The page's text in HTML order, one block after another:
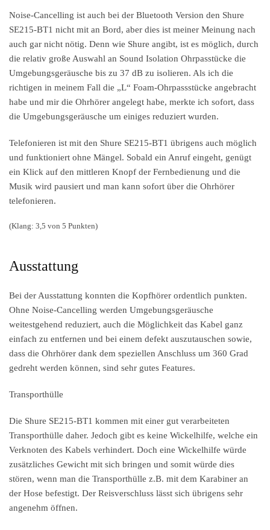
Noise-Cancelling ist auch bei der Bluetooth Version den Shure
SE215-BT1 nicht mit an Bord, aber dies ist meiner Meinung nach
auch gar nicht nötig. Denn wie Shure angibt, ist es möglich, durch
die relativ große Auswahl an Sound Isolation Ohrpasstücke die
Umgebungsgeräusche bis zu 37 dB zu isolieren. Als ich die
richtigen in meinem Fall die „L“ Foam-Ohrpassstücke angebracht
habe und mir die Ohrhörer angelegt habe, merkte ich sofort, dass
die Umgebungsgeräusche um einiges reduziert wurden.
Telefonieren ist mit den Shure SE215-BT1 übrigens auch möglich
und funktioniert ohne Mängel. Sobald ein Anruf eingeht, genügt
ein Klick auf den mittleren Knopf der Fernbedienung und die
Musik wird pausiert und man kann sofort über die Ohrhörer
telefonieren.
(Klang: 3,5 von 5 Punkten)
Ausstattung
Bei der Ausstattung konnten die Kopfhörer ordentlich punkten.
Ohne Noise-Cancelling werden Umgebungsgeräusche
weitestgehend reduziert, auch die Möglichkeit das Kabel ganz
einfach zu entfernen und bei einem defekt auszutauschen sowie,
dass die Ohrhörer dank dem speziellen Anschluss um 360 Grad
gedreht werden können, sind sehr gutes Features.
Transporthülle
Die Shure SE215-BT1 kommen mit einer gut verarbeiteten
Transporthülle daher. Jedoch gibt es keine Wickelhilfe, welche ein
Verknoten des Kabels verhindert. Doch eine Wickelhilfe würde
zusätzliches Gewicht mit sich bringen und somit würde dies
stören, wenn man die Transporthülle z.B. mit dem Karabiner an
der Hose befestigt. Der Reisverschluss lässt sich übrigens sehr
angenehm öffnen.